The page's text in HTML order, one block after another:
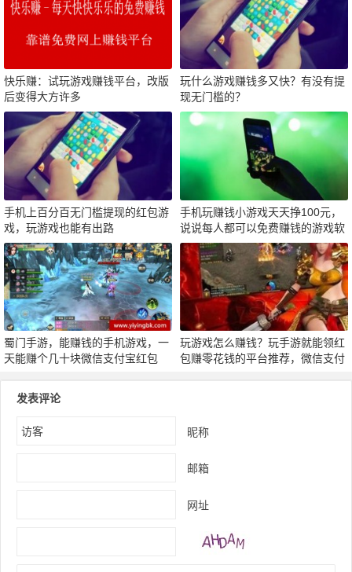
快乐赚：试玩游戏赚钱平台，改版
后变得大方许多
玩什么游戏赚钱多又快？有没有提
现无门槛的？
手机上百分百无门槛提现的红包游
戏，玩游戏也能有出路
手机玩赚钱小游戏天天挣100元，
说说每人都可以免费赚钱的游戏软
件
蜀门手游，能赚钱的手机游戏，一
天能赚个几十块微信支付宝红包
玩游戏怎么赚钱？玩手游就能领红
包赚零花钱的平台推荐，微信支付
发表评论
昵称
邮箱
网址